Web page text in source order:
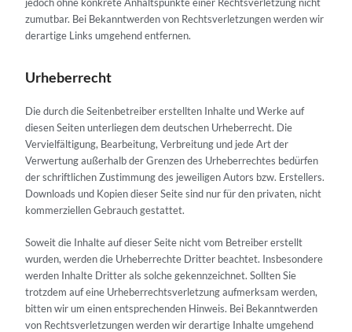
zumutbar. Bei Bekanntwerden von Rechtsverletzungen werden wir
derartige Links umgehend entfernen.
Urheberrecht
Die durch die Seitenbetreiber erstellten Inhalte und Werke auf
diesen Seiten unterliegen dem deutschen Urheberrecht. Die
Vervielfältigung, Bearbeitung, Verbreitung und jede Art der
Verwertung außerhalb der Grenzen des Urheberrechtes bedürfen
der schriftlichen Zustimmung des jeweiligen Autors bzw. Erstellers.
Downloads und Kopien dieser Seite sind nur für den privaten, nicht
kommerziellen Gebrauch gestattet.
Soweit die Inhalte auf dieser Seite nicht vom Betreiber erstellt
wurden, werden die Urheberrechte Dritter beachtet. Insbesondere
werden Inhalte Dritter als solche gekennzeichnet. Sollten Sie
trotzdem auf eine Urheberrechtsverletzung aufmerksam werden,
bitten wir um einen entsprechenden Hinweis. Bei Bekanntwerden
von Rechtsverletzungen werden wir derartige Inhalte umgehend